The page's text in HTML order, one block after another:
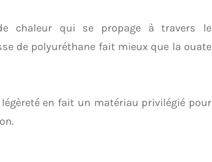
chaleur qui se propage à travers le
de polyuréthane fait mieux que la ouate
en fait un matériau privilégié pour